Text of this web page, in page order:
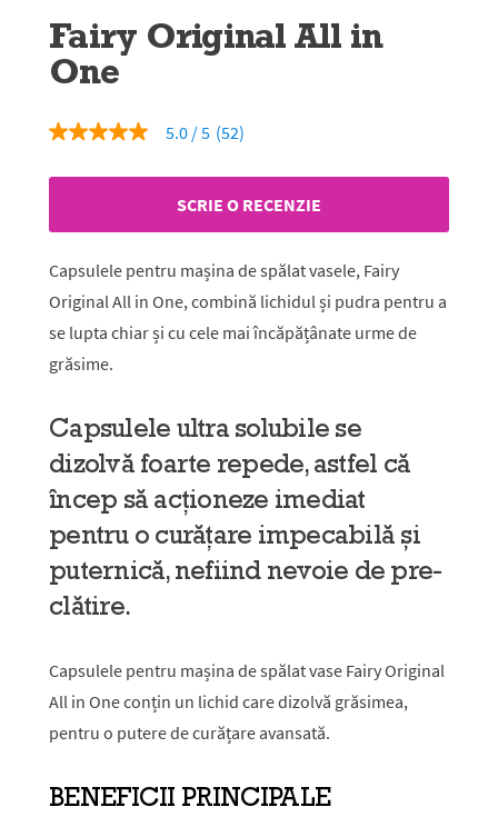
Fairy Original All in
One
5.0
5
medie
evaluării.
Read
52
Reviews.
Același
link
de
5.0 (52)
SCRIE O RECENZIE
Capsulele pentru mașina de spălat vasele, Fairy
Original All in One, combină lichidul și pudra pentru a
se lupta chiar și cu cele mai încăpățânate urme de
grăsime.
Capsulele ultra solubile se
dizolvă foarte repede, astfel că
încep să acționeze imediat
pentru o curățare impecabilă și
puternică, nefiind nevoie de pre-
clătire.
Capsulele pentru mașina de spălat vase Fairy Original
All in One conțin un lichid care dizolvă grăsimea,
pentru o putere de curățare avansată.
BENEFICII PRINCIPALE